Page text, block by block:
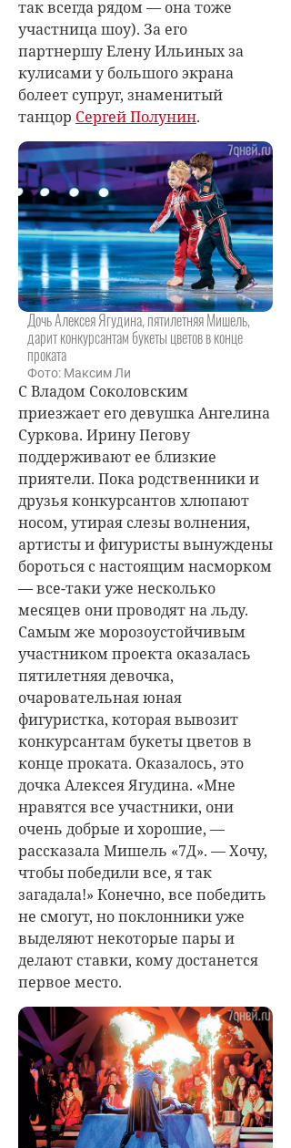
так всегда рядом — она тоже
участница шоу). За его
партнершу Елену Ильиных за
кулисами у большого экрана
болеет супруг, знаменитый
танцор Сергей Полунин.
Дочь Алексея Ягудина, пятилетняя Мишель,
дарит конкурсантам букеты цветов в конце
проката
Фото: Максим Ли
С Владом Соколовским
приезжает его девушка Ангелина
Суркова. Ирину Пегову
поддерживают ее близкие
приятели. Пока родственники и
друзья конкурсантов хлюпают
носом, утирая слезы волнения,
артисты и фигуристы вынуждены
бороться с настоящим насморком
— все-таки уже несколько
месяцев они проводят на льду.
Самым же морозоустойчивым
участником проекта оказалась
пятилетняя девочка,
очаровательная юная
фигуристка, которая вывозит
конкурсантам букеты цветов в
конце проката. Оказалось, это
дочка Алексея Ягудина. «Мне
нравятся все участники, они
очень добрые и хорошие, —
рассказала Мишель «7Д». — Хочу,
чтобы победили все, я так
загадала!» Конечно, все победить
не смогут, но поклонники уже
выделяют некоторые пары и
делают ставки, кому достанется
первое место.